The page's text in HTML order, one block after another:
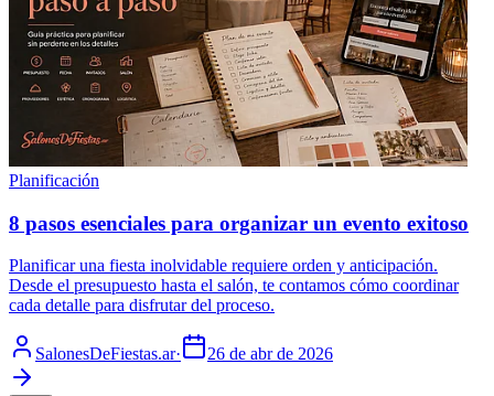
Planificación
8 pasos esenciales para organizar un evento exitoso
Planificar una fiesta inolvidable requiere orden y anticipación.
Desde el presupuesto hasta el salón, te contamos cómo coordinar
cada detalle para disfrutar del proceso.
SalonesDeFiestas.ar· 26 de abr de 2026